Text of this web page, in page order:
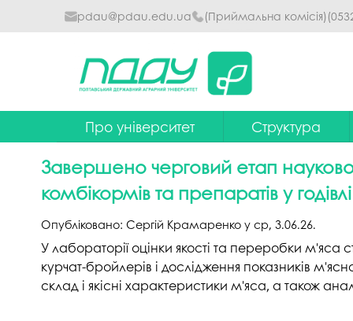
pdau@pdau.edu.ua (Приймальна комісія)
Про університет
Почесні професори
Досягнення
Сталий розвиток
Політики університету
Структура
Ректорат
Вчена рада
Факультети та
Кафедри
Завершено черговий етап
комбікормів та препаратів у годівлі
Опубліковано: Сергій Крамаренко у ср, 3.06.26.
У лабораторії оцінки якості та переробки м'яса
курчат-бройлерів і дослідження показників
склад і якісні характеристики м'яса, а також